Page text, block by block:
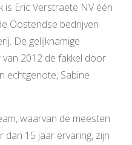
is Eric Verstraete NV één
Oostendse bedrijven
De gelijknamige
2012 de fakkel door
echtgenote, Sabine
waarvan de meesten
dan 15 jaar ervaring, zijn